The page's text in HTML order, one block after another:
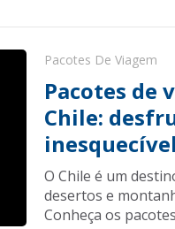
Pacotes De Viagem
Pacotes de
Chile:
inesquecível
O Chile é um
desertos e
Conheça os